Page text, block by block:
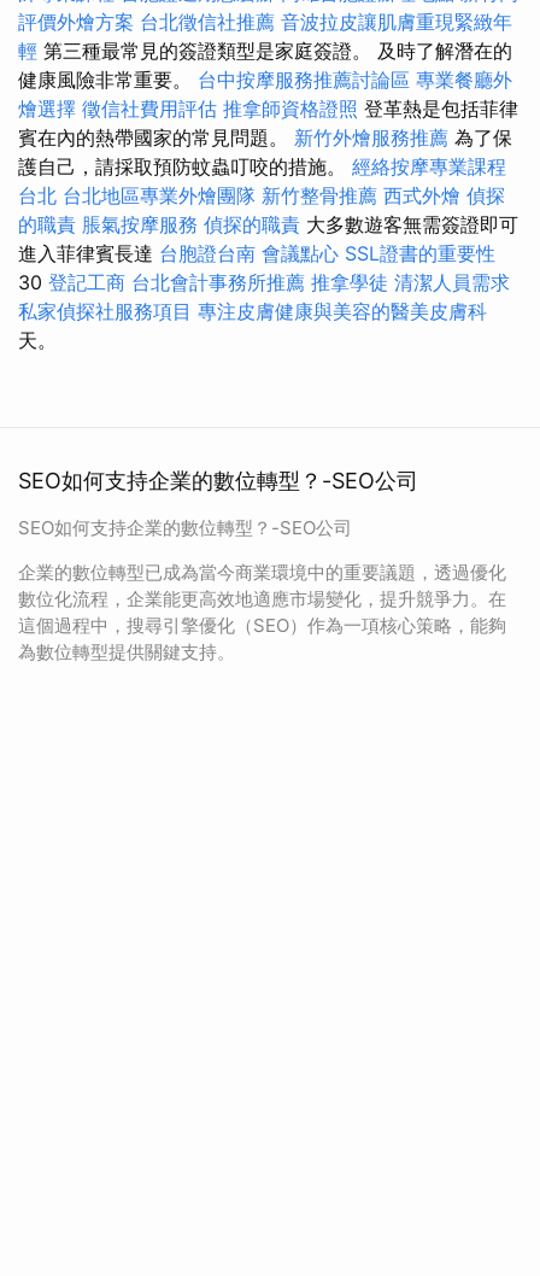
評價外燴方案 台北徵信社推薦 音波拉皮讓肌膚重現緊緻年
輕 第三種最常見的簽證類型是家庭簽證。 及時了解潛在的
健康風險非常重要。 台中按摩服務推薦討論區 專業餐廳外
燴選擇 徵信社費用評估 推拿師資格證照 登革熱是包括菲律
賓在內的熱帶國家的常見問題。 新竹外燴服務推薦 為了保
護自己，請採取預防蚊蟲叮咬的措施。 經絡按摩專業課程
台北 台北地區專業外燴團隊 新竹整骨推薦 西式外燴 偵探
的職責 脹氣按摩服務 偵探的職責 大多數遊客無需簽證即可
進入菲律賓長達 台胞證台南 會議點心 SSL證書的重要性
30 登記工商 台北會計事務所推薦 推拿學徒 清潔人員需求
私家偵探社服務項目 專注皮膚健康與美容的醫美皮膚科
天。
SEO如何支持企業的數位轉型？-SEO公司
SEO如何支持企業的數位轉型？-SEO公司
企業的數位轉型已成為當今商業環境中的重要議題，透過優化
數位化流程，企業能更高效地適應市場變化，提升競爭力。在
這個過程中，搜尋引擎優化（SEO）作為一項核心策略，能夠
為數位轉型提供關鍵支持。